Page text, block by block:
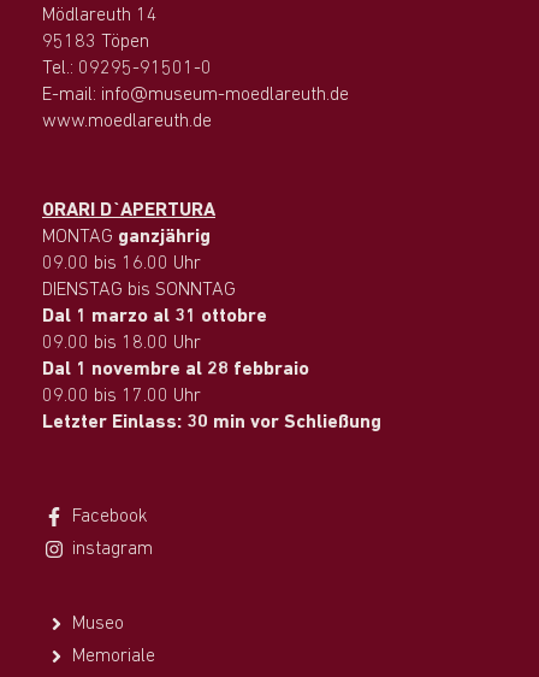
Mödlareuth 14
95183 Töpen
Tel.: 09295-91501-0
E-mail: info@museum-moedlareuth.de
www.moedlareuth.de
ORARI D`APERTURA
MONTAG ganzjährig
09.00 bis 16.00 Uhr
DIENSTAG bis SONNTAG
Dal 1 marzo al 31 ottobre
09.00 bis 18.00 Uhr
Dal 1 novembre al 28 febbraio
09.00 bis 17.00 Uhr
Letzter Einlass: 30 min vor Schließung
Facebook
instagram
Museo
Memoriale